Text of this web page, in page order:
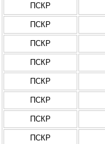
ПСКР
ПСКР
ПСКР
ПСКР
ПСКР
ПСКР
ПСКР
ПСКР